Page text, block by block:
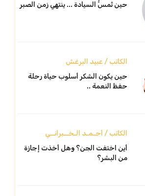
حين تُمسُّ السيادة ... ينتهي زمن الصبر
الكاتب / عبيد البرغش
حين يكون الشكر أسلوب حياة رحلة
حفظ النعمة ..
الكاتب / أحـمـد الـخــبرانــي
أين اختفت الجن؟ وهل أخذت إجازة
من البشر؟